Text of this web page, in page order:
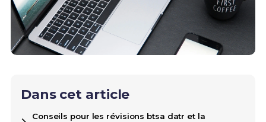
Dans cet article
Conseils pour les révisions btsa datr et la